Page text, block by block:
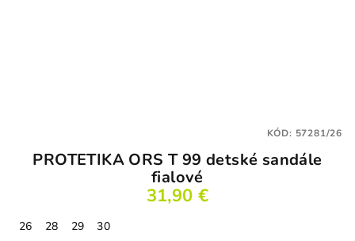
PROTETIKA ORS T 99 detské sandále
fialové
31,90 €
26 28 29
30
KÓD: 57281/26